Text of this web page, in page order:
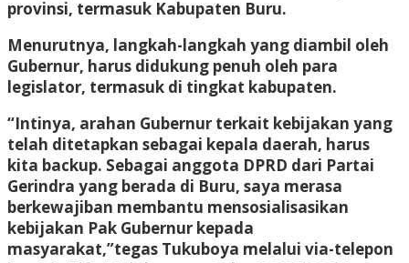
provinsi, termasuk Kabupaten Buru.
Menurutnya, langkah-langkah yang diambil oleh
Gubernur, harus didukung penuh oleh para
legislator, termasuk di tingkat kabupaten.
“Intinya, arahan Gubernur terkait kebijakan yang
telah ditetapkan sebagai kepala daerah, harus
kita backup. Sebagai anggota DPRD dari Partai
Gerindra yang berada di Buru, saya merasa
berkewajiban membantu mensosialisasikan
kebijakan Pak Gubernur kepada
masyarakat,”tegas Tukuboya melalui via-telepon